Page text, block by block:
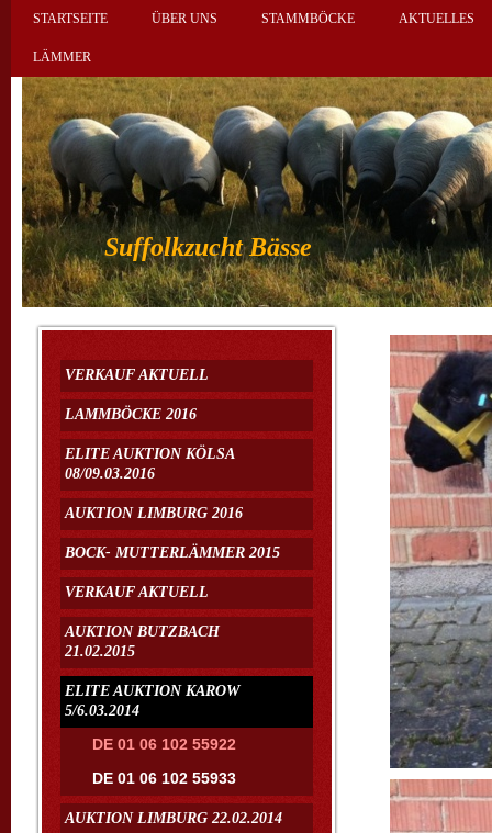
STARTSEITE ÜBER UNS STAMMBÖCKE AKTUELLES
LÄMMER
Suffolkzucht Bässe
VERKAUF AKTUELL
LAMMBÖCKE 2016
ELITE AUKTION KÖLSA
08/09.03.2016
AUKTION LIMBURG 2016
BOCK- MUTTERLÄMMER 2015
VERKAUF AKTUELL
AUKTION BUTZBACH
21.02.2015
ELITE AUKTION KAROW
5/6.03.2014
DE 01 06 102 55922
DE 01 06 102 55933
AUKTION LIMBURG 22.02.2014